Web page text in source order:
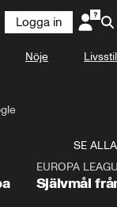
Logga in
Nöje Livsstil
SE ALLA
EUROPA
Självmål